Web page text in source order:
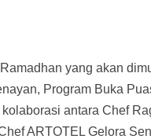
yang akan
Program Buka
antara Chef
ARTOTEL Gelora